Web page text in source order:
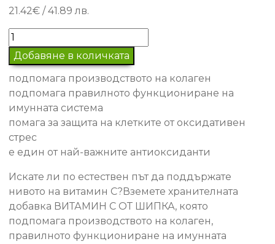
21.42€ / 41.89 лв.
количество
за
Хранителна
добавка
ВИТАМИН
С
ОТ
ШИПКА
Добавяне в количката
подпомага производството на колаген
подпомага правилното функциониране на
имунната система
помага за защита на клетките от оксидативен
стрес
е един от най-важните антиоксиданти
Искате ли по естествен път да поддържате
нивото на витамин С?Вземете хранителната
добавка ВИТАМИН С ОТ ШИПКА, която
подпомага производството на колаген,
правилното функциониране на имунната